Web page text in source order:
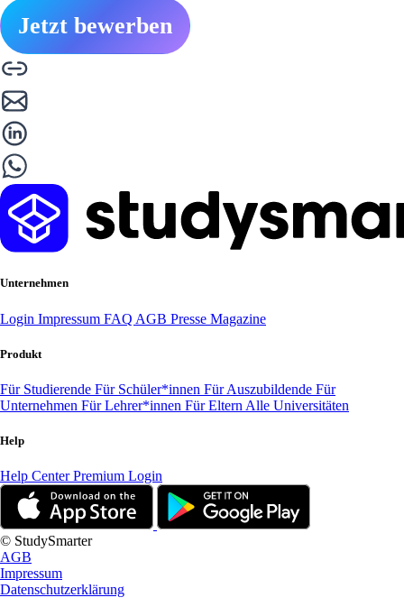
Jetzt bewerben
Unternehmen
Login Impressum FAQ AGB Presse Magazine
Produkt
Für Studierende Für Schüler*innen Für Auszubildende Für
Unternehmen Für Lehrer*innen Für Eltern Alle Universitäten
Help
Help CenterPremium Login
© StudySmarter
AGB
Impressum
Datenschutzerklärung